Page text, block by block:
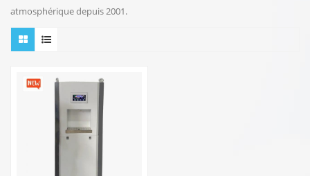
atmosphérique depuis 2001.